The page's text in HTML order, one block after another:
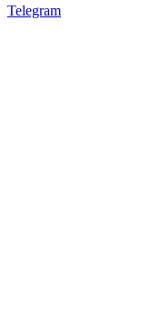
Telegram